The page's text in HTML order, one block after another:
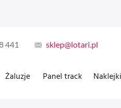
441 sklep@lotari.pl
Żaluzje Panel track Naklejki